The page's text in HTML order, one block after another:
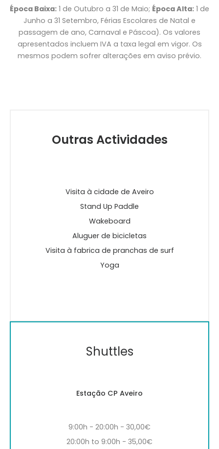
Época Baixa: 1 de Outubro a 31 de Maio; Época Alta: 1 de
Junho a 31 Setembro, Férias Escolares de Natal e
passagem de ano, Carnaval e Páscoa). Os valores
apresentados incluem IVA a taxa legal em vigor. Os
mesmos podem sofrer alterações em aviso prévio.
Outras Actividades
Visita à cidade de Aveiro
Stand Up Paddle
Wakeboard
Aluguer de bicicletas
Visita à fabrica de pranchas de surf
Yoga
Shuttles
Estação CP Aveiro
9:00h - 20:00h - 30,00€
20:00h to 9:00h - 35,00€